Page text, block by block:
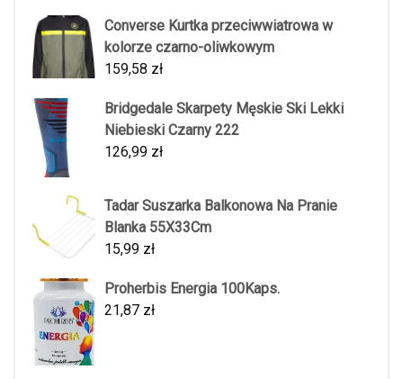
Converse Kurtka przeciwwiatrowa w
kolorze czarno-oliwkowym
159,58 zł
Bridgedale Skarpety Męskie Ski Lekki
Niebieski Czarny 222
126,99 zł
Tadar Suszarka Balkonowa Na Pranie
Blanka 55X33Cm
15,99 zł
Proherbis Energia 100Kaps.
21,87 zł